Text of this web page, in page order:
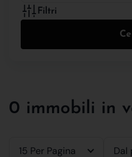
Filtri
0 immobili in
15 Per Pagina Dal